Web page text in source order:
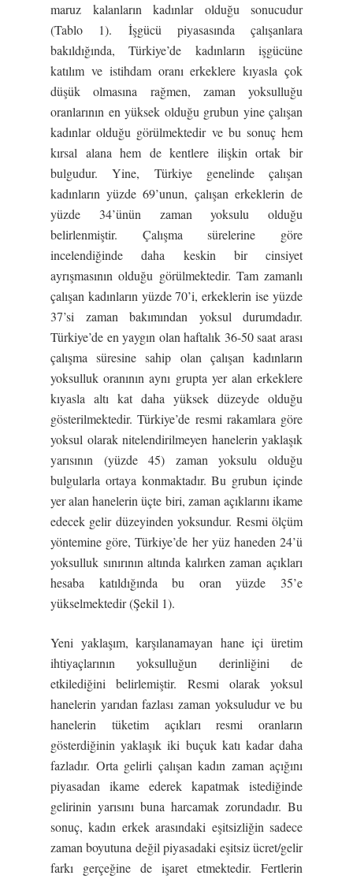
maruz kalanların kadınlar olduğu sonucudur
(Tablo 1). İşgücü piyasasında çalışanlara
bakıldığında, Türkiye’de kadınların işgücüne
katılım ve istihdam oranı erkeklere kıyasla çok
düşük olmasına rağmen, zaman yoksulluğu
oranlarının en yüksek olduğu grubun yine çalışan
kadınlar olduğu görülmektedir ve bu sonuç hem
kırsal alana hem de kentlere ilişkin ortak bir
bulgudur. Yine, Türkiye genelinde çalışan
kadınların yüzde 69’unun, çalışan erkeklerin de
yüzde 34’ünün zaman yoksulu olduğu
belirlenmiştir. Çalışma sürelerine göre
incelendiğinde daha keskin bir cinsiyet
ayrışmasının olduğu görülmektedir. Tam zamanlı
çalışan kadınların yüzde 70’i, erkeklerin ise yüzde
37’si zaman bakımından yoksul durumdadır.
Türkiye’de en yaygın olan haftalık 36-50 saat arası
çalışma süresine sahip olan çalışan kadınların
yoksulluk oranının aynı grupta yer alan erkeklere
kıyasla altı kat daha yüksek düzeyde olduğu
gösterilmektedir. Türkiye’de resmi rakamlara göre
yoksul olarak nitelendirilmeyen hanelerin yaklaşık
yarısının (yüzde 45) zaman yoksulu olduğu
bulgularla ortaya konmaktadır. Bu grubun içinde
yer alan hanelerin üçte biri, zaman açıklarını ikame
edecek gelir düzeyinden yoksundur. Resmi ölçüm
yöntemine göre, Türkiye’de her yüz haneden 24’ü
yoksulluk sınırının altında kalırken zaman açıkları
hesaba katıldığında bu oran yüzde 35’e
yükselmektedir (Şekil 1).
Yeni yaklaşım, karşılanamayan hane içi üretim
ihtiyaçlarının yoksulluğun derinliğini de
etkilediğini belirlemiştir. Resmi olarak yoksul
hanelerin yarıdan fazlası zaman yoksuludur ve bu
hanelerin tüketim açıkları resmi oranların
gösterdiğinin yaklaşık iki buçuk katı kadar daha
fazladır. Orta gelirli çalışan kadın zaman açığını
piyasadan ikame ederek kapatmak istediğinde
gelirinin yarısını buna harcamak zorundadır. Bu
sonuç, kadın erkek arasındaki eşitsizliğin sadece
zaman boyutuna değil piyasadaki eşitsiz ücret/gelir
farkı gerçeğine de işaret etmektedir. Fertlerin